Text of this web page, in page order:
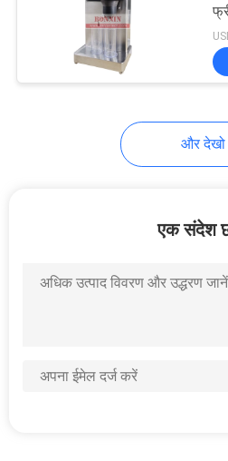
प्लास्टिक रबर
और देखो
एक संदेश